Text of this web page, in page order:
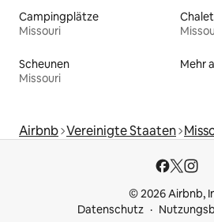
Campingplätze
Missouri
Scheunen
Missouri
Mehr
Airbnb Vereinigte Staaten
© 2026 Airbnb,
Datenschutz